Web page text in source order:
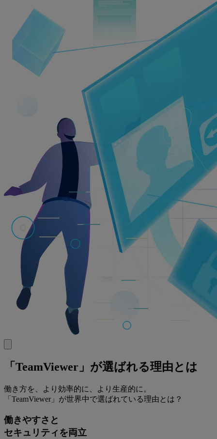
「TeamViewer」が選ばれる理由とは
働き方を、より効率的に、より生産的に。
「TeamViewer」が世界中で選ばれている理由とは？
働きやすさと
セキュリティを両立